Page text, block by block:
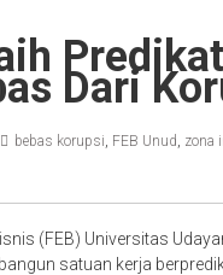
Dari
bebas korupsi, FEB Unud, zona
(FEB) Universitas
satuan kerja